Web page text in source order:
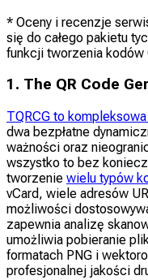
* Oceny i recenzje
się do całego pakietu
funkcji tworzenia kodów
1. The QR Code
TQRCG to
dwa bezpłatne
ważności oraz
wszystko to bez
tworzenie wielu typów
vCard, wiele adresów
możliwości
zapewnia analizę
umożliwia pobieranie
formatach PNG i
profesjonalnej jakości